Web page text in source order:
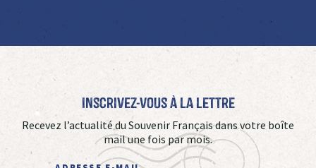
Inscrivez-vous à La Lettre
Recevez l’actualité du Souvenir Français dans votre boîte
mail une fois par mois.